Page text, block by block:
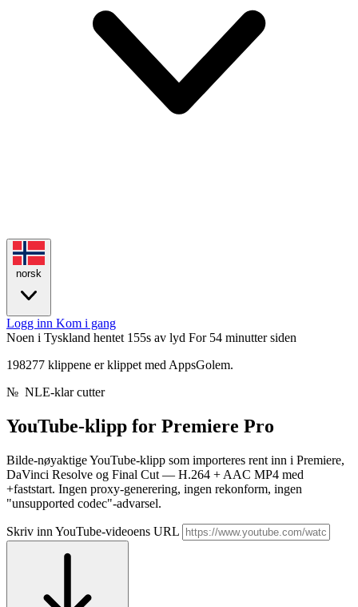
norsk
Logg inn Kom i gang
Noen i Tyskland hentet 155s av lyd For 54 minutter siden
198277 klippene er klippet med AppsGolem.
№ NLE-klar cutter
YouTube-klipp for Premiere Pro
Bilde-nøyaktige YouTube-klipp som importeres rent inn i Premiere,
DaVinci Resolve og Final Cut — H.264 + AAC MP4 med
+faststart. Ingen proxy-generering, ingen rekonform, ingen
"unsupported codec"-advarsel.
Skriv inn YouTube-videoens URL